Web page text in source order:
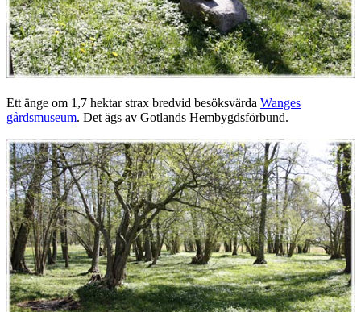
Ett änge om 1,7 hektar strax bredvid besöksvärda Wanges
gårdsmuseum. Det ägs av Gotlands Hembygdsförbund.